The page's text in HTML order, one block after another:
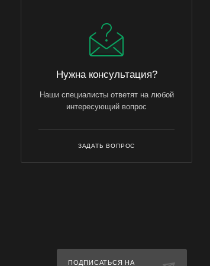
ДОПОЛНИТЕЛЬНО
Нужна консультация?
Наши специалисты ответят на любой
интересующий вопрос
ЗАДАТЬ ВОПРОС
ПОДПИСАТЬСЯ НА